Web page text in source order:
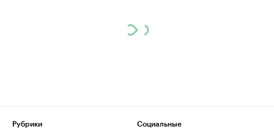
Рубрики
Социальные